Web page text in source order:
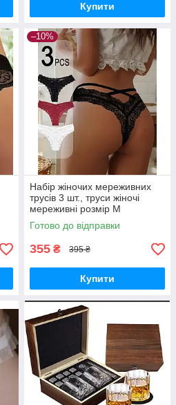
Купити
–10%
Набір жіночих мереживних
трусів 3 шт., труси жіночі
мереживні розмір М
Готово до відправки
355 ₴ 395 ₴
Купити